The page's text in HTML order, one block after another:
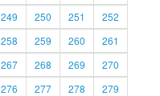
249 250 251
252
258 259 260
261
267 268 269
270
276 277 278
279